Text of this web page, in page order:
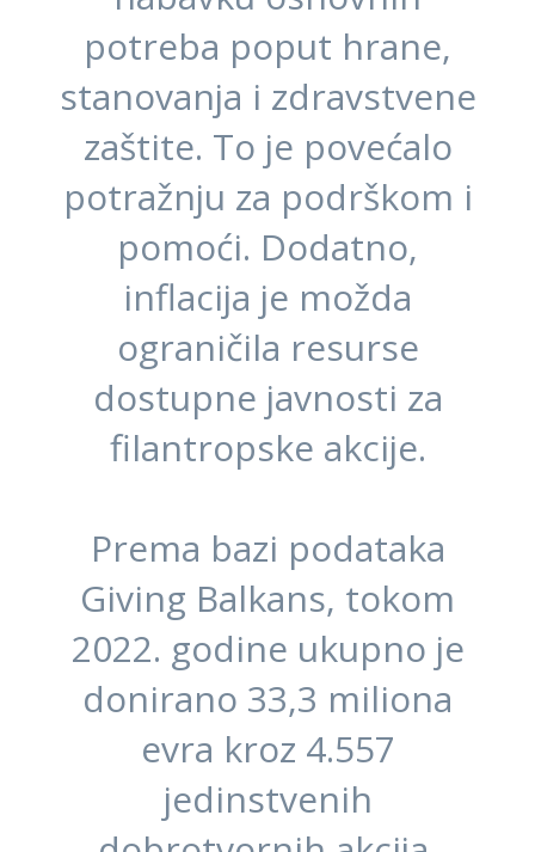
potreba poput hrane,
stanovanja i zdravstvene
zaštite. To je povećalo
potražnju za podrškom i
pomoći. Dodatno,
inflacija je možda
ograničila resurse
dostupne javnosti za
filantropske akcije.
Prema bazi podataka
Giving Balkans, tokom
2022. godine ukupno je
donirano 33,3 miliona
evra kroz 4.557
jedinstvenih